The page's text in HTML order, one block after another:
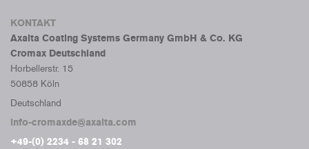
KONTAKT
Axalta Coating Systems Germany GmbH & Co. KG
Cromax Deutschland
Horbellerstr. 15
50858 Köln
Deutschland
info-cromaxde@axalta.com
+49-(0) 2234 - 68 21 302